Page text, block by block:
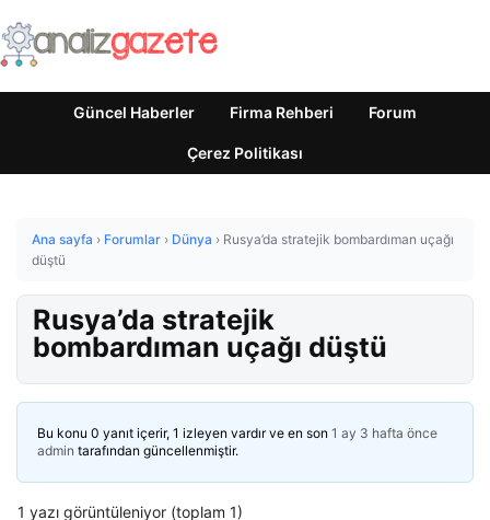
Güncel Haberler Firma Rehberi Forum
Çerez Politikası
Ana sayfa › Forumlar › Dünya › Rusya’da stratejik bombardıman uçağı
düştü
Rusya’da stratejik
bombardıman uçağı düştü
Bu konu 0 yanıt içerir, 1 izleyen vardır ve en son 1 ay 3 hafta önce
admin tarafından güncellenmiştir.
1 yazı görüntüleniyor (toplam 1)